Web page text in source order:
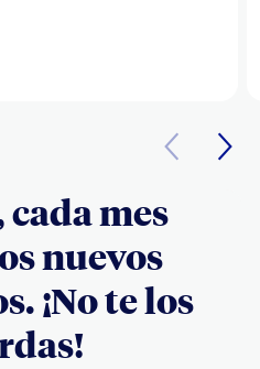
mes
nuevos
¡No te los